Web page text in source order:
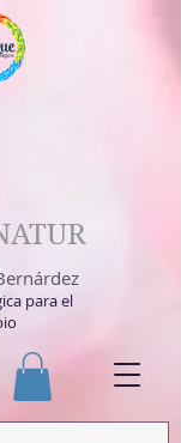
para el